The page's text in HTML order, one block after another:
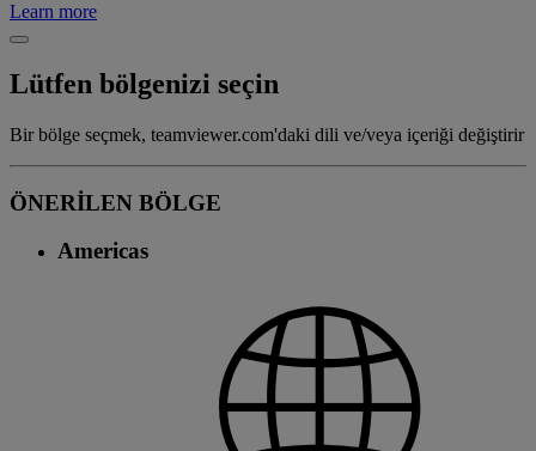
Learn more
Lütfen bölgenizi seçin
Bir bölge seçmek, teamviewer.com'daki dili ve/veya içeriği değiştirir
ÖNERİLEN BÖLGE
Americas